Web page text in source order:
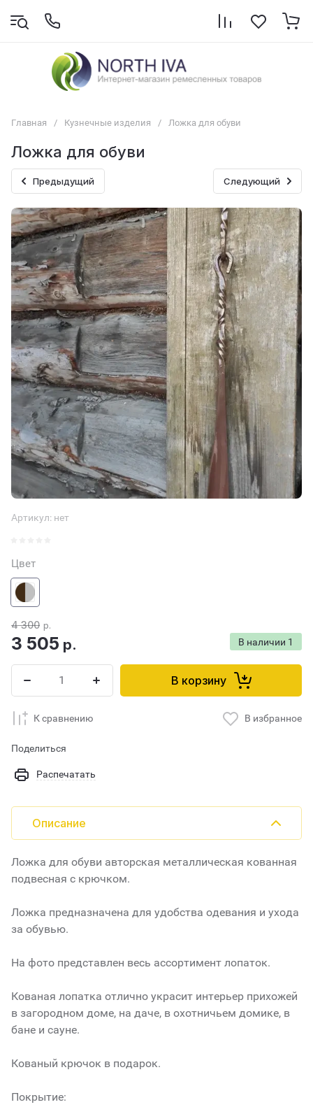
Главная / Кузнечные изделия / Ложка для обуви
Ложка для обуви
Предыдущий Следующий
Артикул: нет
Цвет
В наличии 1
4 300 р.
3 505 р.
В корзину
К сравнению В избранное
Поделиться
Распечатать
Описание
Ложка для обуви авторская металлическая кованная
подвесная с крючком.
Ложка предназначена для удобства одевания и ухода
за обувью.
На фото представлен весь ассортимент лопаток.
Кованая лопатка отлично украсит интерьер прихожей
в загородном доме, на даче, в охотничьем домике, в
бане и сауне.
Кованый крючок в подарок.
Покрытие: